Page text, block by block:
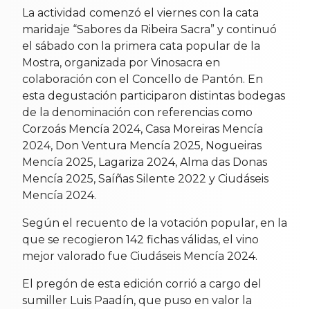
La actividad comenzó el viernes con la cata
maridaje “Sabores da Ribeira Sacra” y continuó
el sábado con la primera cata popular de la
Mostra, organizada por Vinosacra en
colaboración con el Concello de Pantón. En
esta degustación participaron distintas bodegas
de la denominación con referencias como
Corzoás Mencía 2024, Casa Moreiras Mencía
2024, Don Ventura Mencía 2025, Nogueiras
Mencía 2025, Lagariza 2024, Alma das Donas
Mencía 2025, Saíñas Silente 2022 y Ciudáseis
Mencía 2024.
Según el recuento de la votación popular, en la
que se recogieron 142 fichas válidas, el vino
mejor valorado fue Ciudáseis Mencía 2024.
El pregón de esta edición corrió a cargo del
sumiller Luis Paadín, que puso en valor la